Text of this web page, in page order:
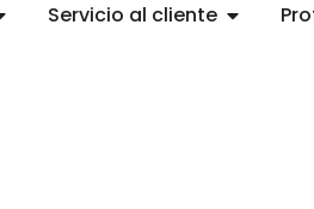
Servicio al cliente